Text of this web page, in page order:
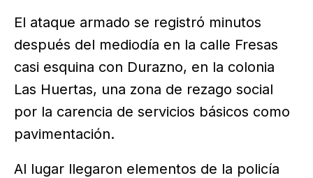
El ataque armado se registró minutos
después del mediodía en la calle Fresas
casi esquina con Durazno, en la colonia
Las Huertas, una zona de rezago social
por la carencia de servicios básicos como
pavimentación.
Al lugar llegaron elementos de la policía